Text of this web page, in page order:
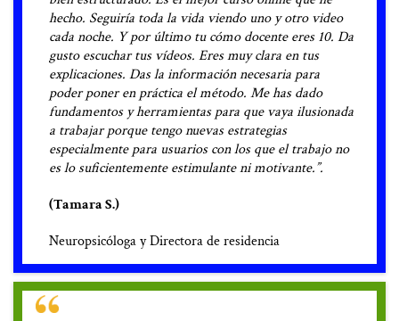
hecho. Seguiría toda la vida viendo uno y otro video
cada noche. Y por último tu cómo docente eres 10. Da
gusto escuchar tus vídeos. Eres muy clara en tus
explicaciones. Das la información necesaria para
poder poner en práctica el método. Me has dado
fundamentos y herramientas para que vaya ilusionada
a trabajar porque tengo nuevas estrategias
especialmente para usuarios con los que el trabajo no
es lo suficientemente estimulante ni motivante.”.
(Tamara S.)
Neuropsicóloga y Directora de residencia